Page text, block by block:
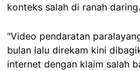
konteks salah di ranah daring.
"Video pendaratan
bulan lalu direkam kini
internet dengan klaim salah